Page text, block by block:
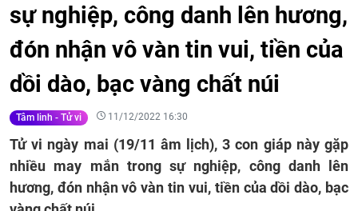
sự nghiệp, công danh lên hương,
đón nhận vô vàn tin vui, tiền của
dồi dào, bạc vàng chất núi
Tâm linh - Tử vi 11/12/2022 16:30
Tử vi ngày mai (19/11 âm lịch), 3 con giáp này gặp
nhiều may mắn trong sự nghiệp, công danh lên
hương, đón nhận vô vàn tin vui, tiền của dồi dào, bạc